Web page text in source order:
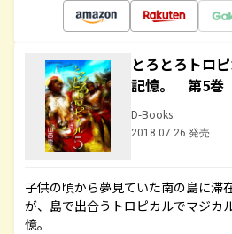
とろとろトロ
記憶。 第5巻
D-Books
2018.07.26 発売
子供の頃から夢見ていた南の島に滞
が、島で出合うトロピカルでマジカ
憶。